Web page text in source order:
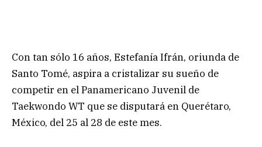
Con tan sólo 16 años, Estefanía Ifrán, oriunda de
Santo Tomé, aspira a cristalizar su sueño de
competir en el Panamericano Juvenil de
Taekwondo WT que se disputará en Querétaro,
México, del 25 al 28 de este mes.